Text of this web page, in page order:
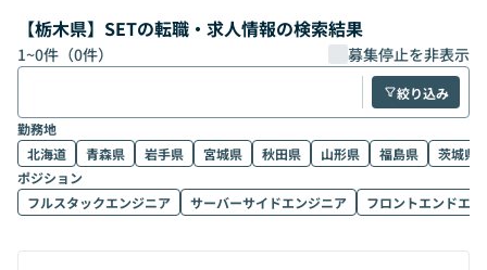
【栃木県】SETの転職・求人情報の検索結果
1~0件（0件） 募集停止を非表示
絞り込み
勤務地
北海道
青森県 岩手県 宮城県 秋田県 山形県 福島県
茨城県
ポジション
フルスタックエンジニア
サーバーサイドエンジニア フロントエンドエ